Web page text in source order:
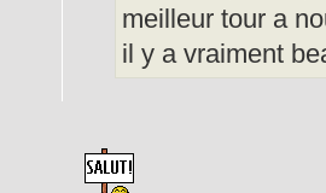
meilleur tour a
il y a vraiment